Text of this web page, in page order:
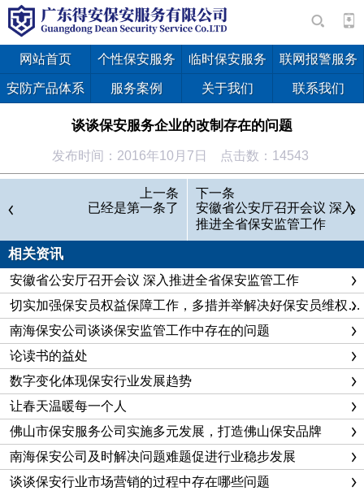
网站首页 个性保安服务 临时保安服务 联网报警服务
安防产品体系 服务案例 关于我们 联系我们
谈谈保安服务企业的改制存在的问题
发布时间：2016年10月7日 点击数：14543
上一条
已经是第一条了
下一条
安徽省公安厅召开会议 深入
推进全省保安监管工作
相关资讯
安徽省公安厅召开会议 深入推进全省保安监管工作
切实加强保安员权益保障工作，多措并举解决好保安员维权问题
南海保安公司谈谈保安监管工作中存在的问题
论读书的益处
数字变化体现保安行业发展趋势
让春天温暖每一个人
佛山市保安服务公司实施多元发展，打造佛山保安品牌
南海保安公司及时解决问题难题促进行业稳步发展
谈谈保安行业市场营销的过程中存在哪些问题